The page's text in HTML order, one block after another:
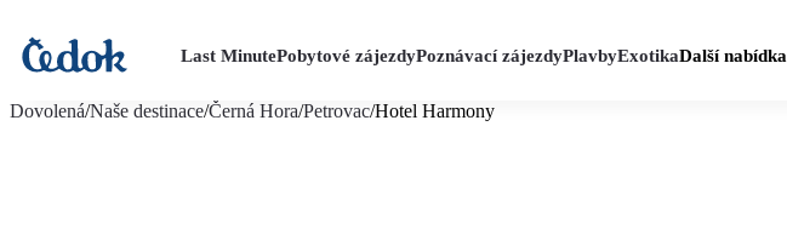
Last MinutePobytové zájezdyPoznávací zájezdyPlavbyExotikaDalší nabídka
Dovolená/Naše destinace/Černá Hora/Petrovac/Hotel Harmony